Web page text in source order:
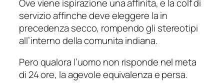
Ove viene ispirazione una affinita, e la colf di
servizio affinche deve eleggere la in
precedenza secco, rompendo gli stereotipi
all’interno della comunita indiana.
Pero qualora l’uomo non risponde nel meta
di 24 ore, la agevole equivalenza e persa.